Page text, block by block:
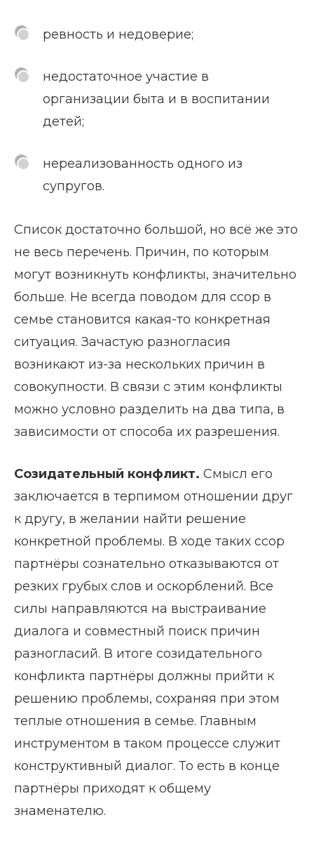
ревность и недоверие;
недостаточное участие в
организации быта и в воспитании
детей;
нереализованность одного из
супругов.
Список достаточно большой, но всё же это
не весь перечень. Причин, по которым
могут возникнуть конфликты, значительно
больше. Не всегда поводом для ссор в
семье становится какая-то конкретная
ситуация. Зачастую разногласия
возникают из-за нескольких причин в
совокупности. В связи с этим конфликты
можно условно разделить на два типа, в
зависимости от способа их разрешения.
Созидательный конфликт. Смысл его
заключается в терпимом отношении друг
к другу, в желании найти решение
конкретной проблемы. В ходе таких ссор
партнёры сознательно отказываются от
резких грубых слов и оскорблений. Все
силы направляются на выстраивание
диалога и совместный поиск причин
разногласий. В итоге созидательного
конфликта партнёры должны прийти к
решению проблемы, сохраняя при этом
теплые отношения в семье. Главным
инструментом в таком процессе служит
конструктивный диалог. То есть в конце
партнёры приходят к общему
знаменателю.